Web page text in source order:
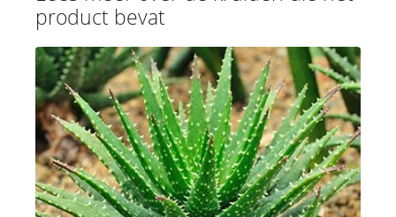
product bevat